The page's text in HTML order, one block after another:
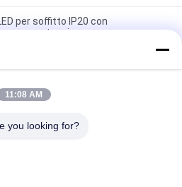
per soffitto IP20 con
manutenzione
incasso ignifuga con
non mantenuta
litio resistenza al fuoco ABS
11:08 AM
you looking for?